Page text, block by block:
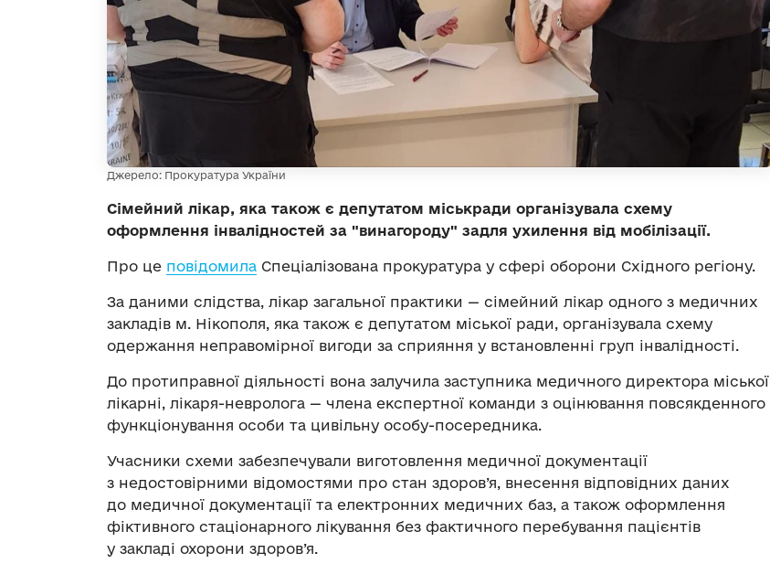
Джерело: Прокуратура України
Сімейний лікар, яка також є депутатом міськради організувала схему
оформлення інвалідностей за "винагороду" задля ухилення від мобілізації.
Про це повідомила Спеціалізована прокуратура у сфері оборони Східного регіону.
За даними слідства, лікар загальної практики — сімейний лікар одного з медичних
закладів м. Нікополя, яка також є депутатом міської ради, організувала схему
одержання неправомірної вигоди за сприяння у встановленні груп інвалідності.
До протиправної діяльності вона залучила заступника медичного директора міської
лікарні, лікаря-невролога — члена експертної команди з оцінювання повсякденного
функціонування особи та цивільну особу-посередника.
Учасники схеми забезпечували виготовлення медичної документації
з недостовірними відомостями про стан здоров’я, внесення відповідних даних
до медичної документації та електронних медичних баз, а також оформлення
фіктивного стаціонарного лікування без фактичного перебування пацієнтів
у закладі охорони здоров’я.